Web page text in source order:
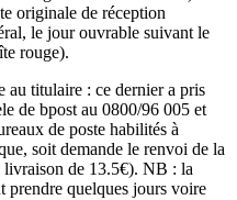
originale de réception
le jour ouvrable suivant le
rouge).
au titulaire : ce dernier a pris
de bpost au 0800/96 005 et
de poste habilités à
soit demande le renvoi de la
livraison de 13.5€). NB : la
prendre quelques jours voire